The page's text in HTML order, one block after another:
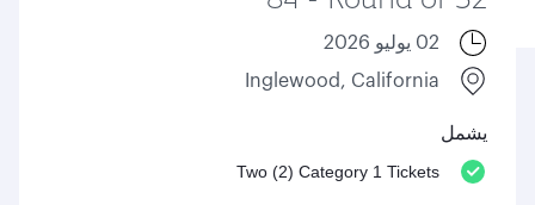
02 يوليو 2026
Inglewood, California
يشمل
Two (2) Category 1 Tickets